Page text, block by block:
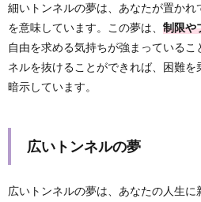
細いトンネルの夢は、あなたが置かれ
を意味しています。この夢は、 制限や
自由を求める気持ちが強まっている
ネルを抜けることができれば、困難
暗示しています。
広いトンネルの夢
広いトンネルの夢は、あなたの人生